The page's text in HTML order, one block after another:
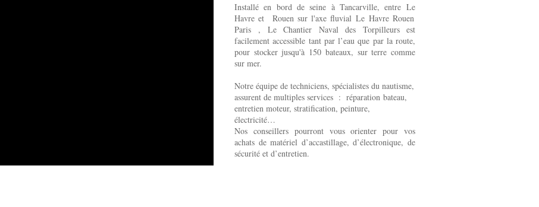
Installé en bord de seine à Tancarville, entre Le
Havre et Rouen sur l'axe fluvial Le Havre Rouen
Paris , Le Chantier Naval des Torpilleurs est
facilement accessible tant par l’eau que par la route,
pour stocker jusqu'à 150 bateaux, sur terre comme
sur mer.
Notre équipe de techniciens, spécialistes du nautisme,
assurent de multiples services : réparation bateau,
entretien moteur, stratification, peinture,
électricité…
Nos conseillers pourront vous orienter pour vos
achats de matériel d’accastillage, d’électronique, de
sécurité et d’entretien.